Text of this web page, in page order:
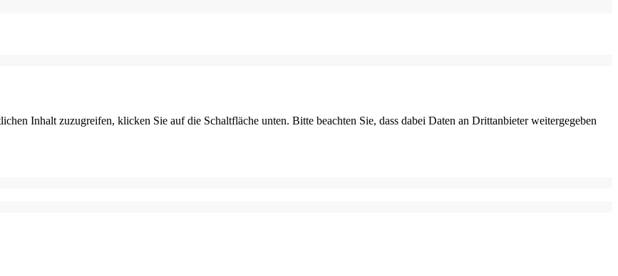
Inhalt zuzugreifen, klicken Sie auf die Schaltfläche unten. Bitte beachten Sie, dass dabei Daten an Drittanbieter weitergegeben